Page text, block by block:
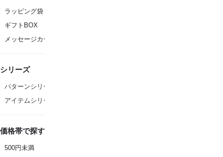
ラッピング袋
ギフトBOX
メッセージカード
シリーズ
パターンシリーズ
アイテムシリーズ
価格帯で探す
500円未満